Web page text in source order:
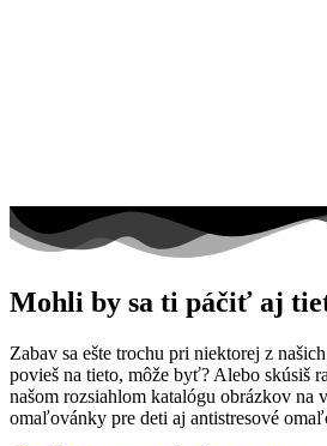
Mohli by sa ti páčiť aj
Zabav sa ešte trochu pri niektorej z
povieš na tieto, môže byť? Alebo skúsiš
našom rozsiahlom katalógu obrázkov na
omaľovánky pre deti aj antistresové